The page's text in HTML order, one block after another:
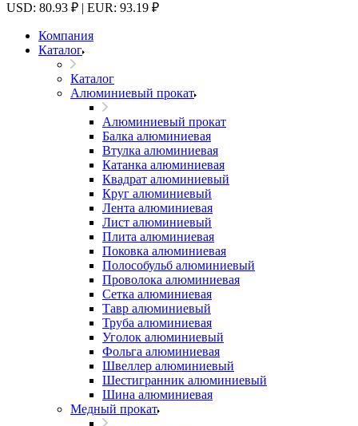
USD: 80.93 ₽ | EUR: 93.19 ₽
Компания
Каталог
Каталог
Алюминиевый прокат
Алюминиевый прокат
Балка алюминиевая
Втулка алюминиевая
Катанка алюминиевая
Квадрат алюминиевый
Круг алюминиевый
Лента алюминиевая
Лист алюминиевый
Плита алюминиевая
Поковка алюминиевая
Полособульб алюминиевый
Проволока алюминиевая
Сетка алюминиевая
Тавр алюминиевый
Труба алюминиевая
Уголок алюминиевый
Фольга алюминиевая
Швеллер алюминиевый
Шестигранник алюминиевый
Шина алюминиевая
Медный прокат